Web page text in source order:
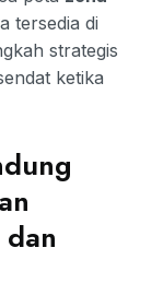
tersedia di
strategis
ketika